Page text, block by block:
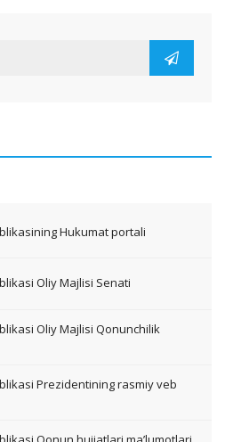
Hukumat portali
Oliy Majlisi Senati
Oliy Majlisi Qonunchilik
Prezidentining rasmiy veb